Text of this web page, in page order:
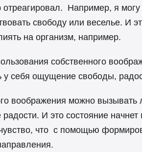
Например, я могу
свободу или веселье. И
на организм, например.
собственного
у себя ощущение свободы,
воображения можно
И это состояние
что с помощью